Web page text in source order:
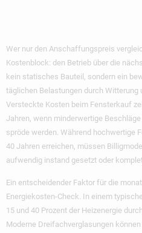
Wer nur den Anschaffungspreis
Kostenblock: den Betrieb über die
kein statisches Bauteil, sondern ein
täglichen Belastungen durch Witterung
Versteckte Kosten beim Fensterkauf
Jahren, wenn minderwertige
spröde werden. Während hochwertige
40 Jahren erreichen, müssen
aufwendig instand gesetzt oder
Ein entscheidender Faktor für die
Energiekosten-Check. In einem
15 und 40 Prozent der Heizenergie
Moderne Dreifachverglasungen